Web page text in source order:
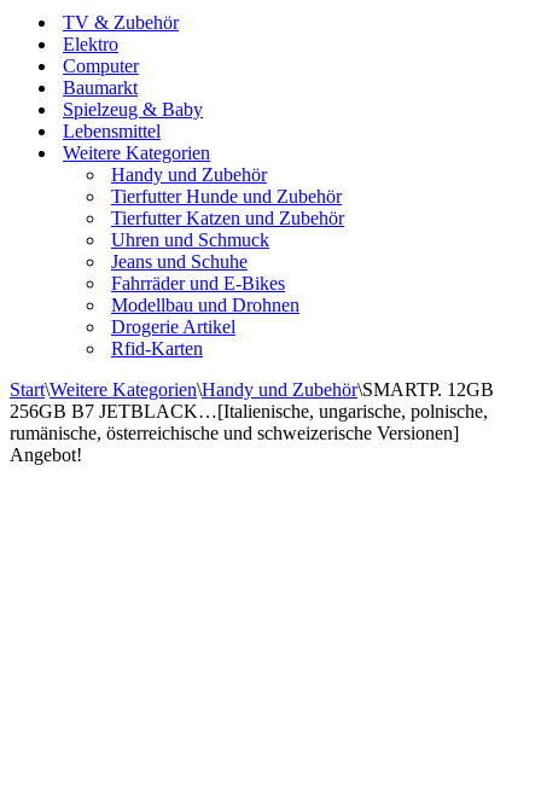
TV & Zubehör
Elektro
Computer
Baumarkt
Spielzeug & Baby
Lebensmittel
Weitere Kategorien
Handy und Zubehör
Tierfutter Hunde und Zubehör
Tierfutter Katzen und Zubehör
Uhren und Schmuck
Jeans und Schuhe
Fahrräder und E-Bikes
Modellbau und Drohnen
Drogerie Artikel
Rfid-Karten
Start\Weitere Kategorien\Handy und Zubehör\SMARTP. 12GB
256GB B7 JETBLACK…[Italienische, ungarische, polnische,
rumänische, österreichische und schweizerische Versionen]
Angebot!